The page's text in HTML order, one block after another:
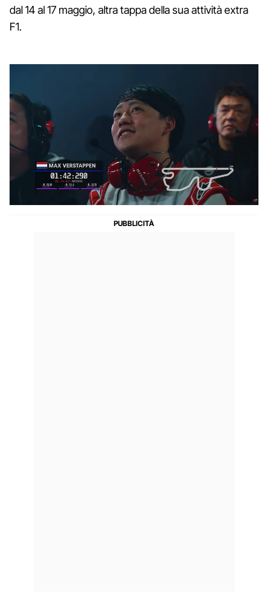
dal 14 al 17 maggio, altra tappa della sua attività extra
F1.